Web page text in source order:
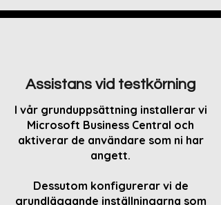
Assistans vid testkörning
I vår grunduppsättning installerar vi
Microsoft Business Central och
aktiverar de användare som ni har
angett.
Dessutom konfigurerar vi de
grundläggande inställningarna som